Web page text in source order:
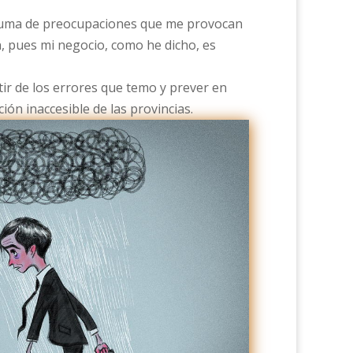
de preocupaciones que me provocan
mi negocio, como he dicho, es
de los errores que temo y prever en
inaccesible de las provincias.